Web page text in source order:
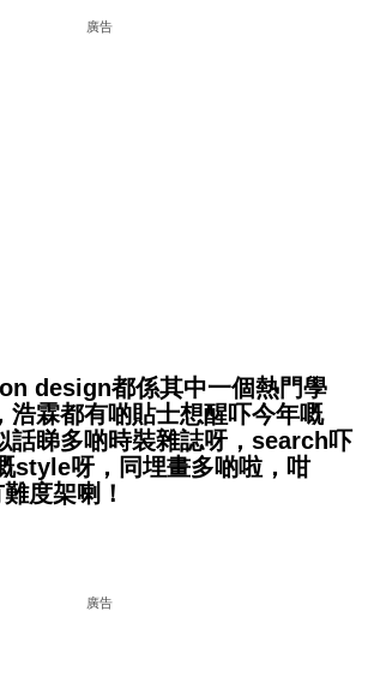
廣告
design都係其中一個熱門學
浩霖都有啲貼士想醒吓今年嘅
話睇多啲時裝雜誌呀，search吓
style呀，同埋畫多啲啦，咁
度架喇！
廣告